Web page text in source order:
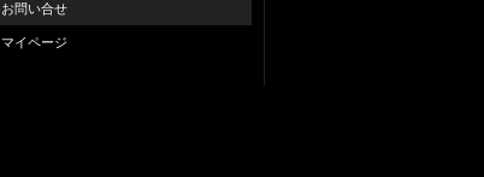
お問い合せ
マイページ